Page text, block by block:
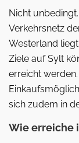
Nicht
Verkehrsnetz
Westerland
Ziele auf Sylt
erreicht
sich zudem in
Wie erreiche